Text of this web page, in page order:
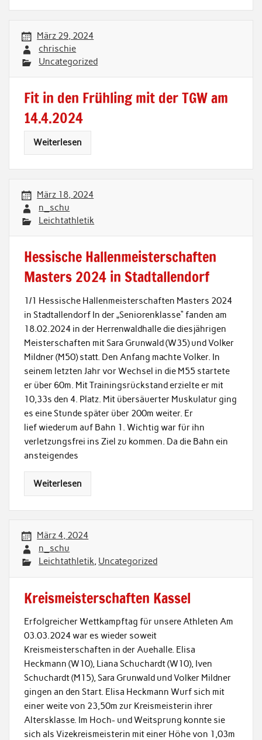
März 29, 2024
chrischie
Uncategorized
Fit in den Frühling mit der TGW am
14.4.2024
Weiterlesen
März 18, 2024
n_schu
Leichtathletik
Hessische Hallenmeisterschaften
Masters 2024 in Stadtallendorf
1/1 Hessische Hallenmeisterschaften Masters 2024
in Stadtallendorf In der „Seniorenklasse“ fanden am
18.02.2024 in der Herrenwaldhalle die diesjährigen
Meisterschaften mit Sara Grunwald (W35) und Volker
Mildner (M50) statt. Den Anfang machte Volker. In
seinem letzten Jahr vor Wechsel in die M55 startete
er über 60m. Mit Trainingsrückstand erzielte er mit
10,33s den 4. Platz. Mit übersäuerter Muskulatur ging
es eine Stunde später über 200m weiter. Er
lief wiederum auf Bahn 1. Wichtig war für ihn
verletzungsfrei ins Ziel zu kommen. Da die Bahn ein
ansteigendes
Weiterlesen
März 4, 2024
n_schu
Leichtathletik, Uncategorized
Kreismeisterschaften Kassel
Erfolgreicher Wettkampftag für unsere Athleten Am
03.03.2024 war es wieder soweit
Kreismeisterschaften in der Auehalle. Elisa
Heckmann (W10), Liana Schuchardt (W10), Iven
Schuchardt (M15), Sara Grunwald und Volker Mildner
gingen an den Start. Elisa Heckmann Wurf sich mit
einer weite von 23,50m zur Kreismeisterin ihrer
Altersklasse. Im Hoch- und Weitsprung konnte sie
sich als Vizekreismeisterin mit einer Höhe von 1,03m